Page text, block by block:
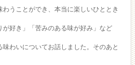
うことができ、本当に楽しいひととき
好き」「苦みのある味が好み」など
わいについてお話しました。そのあと